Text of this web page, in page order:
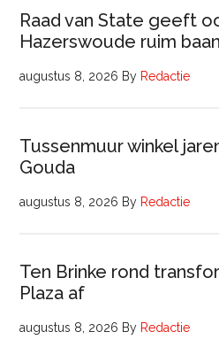
Raad van State geeft
Hazerswoude ruim
augustus 8, 2026 By Redactie
Tussenmuur winkel
Gouda
augustus 8, 2026 By Redactie
Ten Brinke rond
Plaza af
augustus 8, 2026 By Redactie